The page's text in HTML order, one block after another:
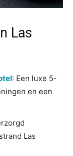
Las
: Een luxe 5-
en een
Las